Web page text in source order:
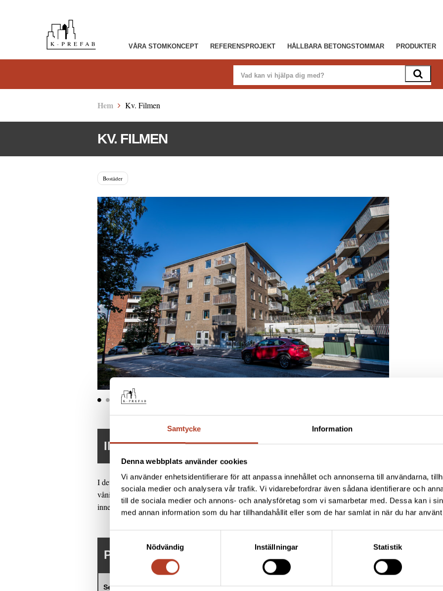
Samtycke Information
Denna webbplats använder cookies
Vi använder enhetsidentifierare för att anpassa innehållet och annonserna till användarna,
sociala medier och analysera vår trafik. Vi vidarebefordrar även sådana identifierare och
till de sociala medier och annons- och analysföretag som vi samarbetar med. Dessa kan i
med annan information som du har tillhandahållit eller som de har samlat in när du har
Nödvändig
Inställningar Statistik
VÅRA STOMKONCEPT REFERENSPROJEKT HÅLLBARA BETONGSTOMMAR PRODUKTER
Hem Kv. Filmen
KV. FILMEN
Bostäder
INFORMATION
I detta projekt har K-Prefab levererat och monterat betongstommar till tre hus med 5-6
våningar. Maxera Bostad är fastighetsutvecklaren som bygger för egen förvaltning. Projektet
innefattar 84 lägenheter.
PROJEKTFAKTA
Segment Bostäder